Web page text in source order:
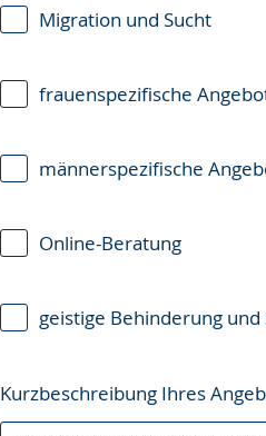
Migration und Sucht
frauenspezifische
männerspezifische
Online-Beratung
geistige Behinderung und
Kurzbeschreibung Ihres